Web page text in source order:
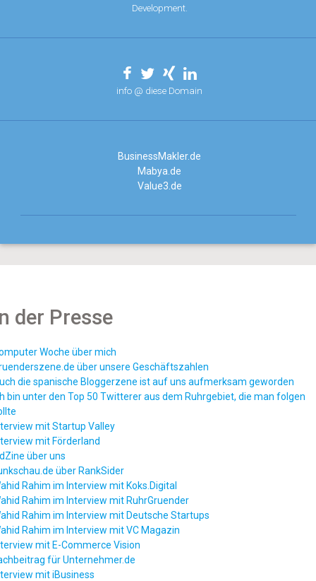
Development.
info @ diese Domain
BusinessMakler.de
Mabya.de
Value3.de
der Presse
Woche über mich
über unsere Geschäftszahlen
die spanische Bloggerzene ist auf uns aufmerksam geworden
bin unter den Top 50 Twitterer aus dem Ruhrgebiet, die man folgen
mit Startup Valley
mit Förderland
über uns
über RankSider
Rahim im Interview mit Koks.Digital
Rahim im Interview mit RuhrGruender
Rahim im Interview mit Deutsche Startups
Rahim im Interview mit VC Magazin
mit E-Commerce Vision
für Unternehmer.de
mit iBusiness